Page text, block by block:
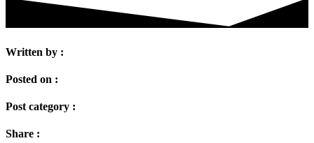
Written by :
Posted on :
Post category :
Share :